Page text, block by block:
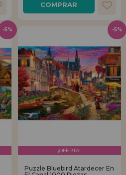
COMPRAR
-5%
¡OFERTA!
Puzzle Bluebird Atardecer En
-5%